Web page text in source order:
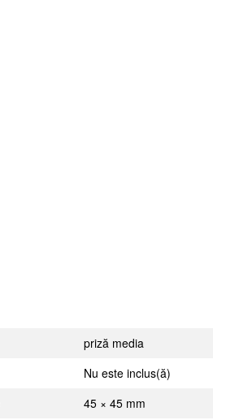
priză media
Nu este inclus(ă)
45 × 45 mm